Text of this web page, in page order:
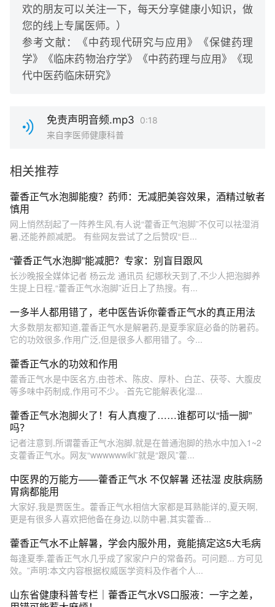
欢的朋友可以关注一下，每天分享健康小知识，做
您的线上专属医师。）
参考文献：《中药现代研究与应用》《保健药理
学》《临床药物治疗学》《中药药理与应用》《现
代中医药临床研究》
免责声明音频.mp3
0:18
来自李医师健康科普
相关推荐
藿香正气水泡脚能瘦？药师：无减肥美容效果，酒精过敏者
慎用
网上悄然刮起了一阵养生风,有人说“藿香正气泡脚”不仅可以祛湿消
暑,还能养颜减肥。 有些网友尝试了之后赞叹“巨...
“藿香正气水泡脚”能减肥？专家：别盲目跟风
长沙晚报全媒体记者 杨云龙 通讯员 纪娜秋天到了,不少人把泡脚养
生提上日程,“藿香正气水泡脚”近日上了热搜。有...
一多半人都用错了，老中医告诉你藿香正气水的真正用法
大多数朋友都知道,藿香正气水是解暑药,是夏季家庭必备的防暑药。
它的功效很多,作用广泛,但是很多人都用错了。今...
藿香正气水的功效和作用
藿香正气水是中医名方,由苍术、陈皮、厚朴、白芷、茯苓、大腹皮
等多味中药制成,作用可不少。·首先它能解表化湿...
藿香正气水泡脚火了！有人真瘦了……谁都可以“插一脚”
吗？
记者注意到,所谓藿香正气水泡脚,就是在普通泡脚的热水中加入1~2
支藿香正气水。网友“wwwwwwikl”就是“跟风”藿...
中医界的万能方——藿香正气水 不仅解暑 还祛湿 皮肤病肠
胃病都能用
大家好,我是贾医生。藿香正气水相信大家都是耳熟能详的,夏天啊,
更是有很多人喜欢把他备在身边,以防中暑,其实藿香...
藿香正气水不止解暑，学会内服外用，竟能搞定这5大毛病
每逢夏季,藿香正气水几乎成了家家户户的常备药。可问题... 方可见
效。”声明:本文内容根据权威医学资料及作者个人...
山东省健康科普专栏｜藿香正气水VS口服液：一字之差，